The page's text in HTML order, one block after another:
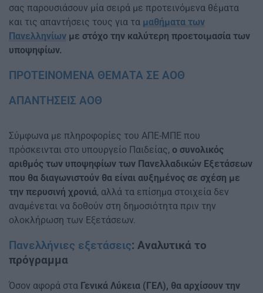
σας παρουσιάσουν μία σειρά με προτεινόμενα θέματα
και τις απαντήσεις τους για τα μαθήματα των
Πανελληνίων με στόχο την καλύτερη προετοιμασία των
υποψηφίων.
ΠΡΟΤΕΙΝΟΜΕΝΑ ΘΕΜΑΤΑ ΣΕ ΑΟΘ
ΑΠΑΝΤΗΣΕΙΣ ΑΟΘ
Σύμφωνα με πληροφορίες του ΑΠΕ-ΜΠΕ που
πρόσκεινται στο υπουργείο Παιδείας, ο συνολικός
αριθμός των υποψηφίων των Πανελλαδικών Εξετάσεων
που θα διαγωνιστούν θα είναι αυξημένος σε σχέση με
την περυσινή χρονιά, αλλά τα επίσημα στοιχεία δεν
αναμένεται να δοθούν στη δημοσιότητα πριν την
ολοκλήρωση των Εξετάσεων.
Πανελλήνιες εξετάσεις: Αναλυτικά το
πρόγραμμα
Όσον αφορά στα Γενικά Λύκεια (ΓΕΛ), θα αρχίσουν την